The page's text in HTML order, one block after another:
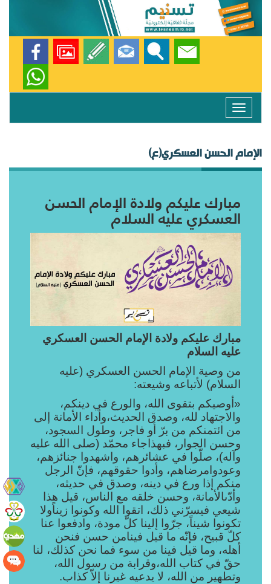
Toggle
navigation
الإمام الحسن العسكري(ع)
مبارك عليكم ولادة الإمام الحسن
العسكري عليه السلام
مبارك عليكم ولادة الإمام الحسن العسكري
عليه السلام
من وصية الإمام الحسن العسكري (عليه
السلام) لأتباعه وشيعته:
«أوصيكم بتقوى الله، والورع في دينكم،
والاجتهاد لله، وصدق الحديث،وأداء الأمانة إلى
من ائتمنكم من برّ أو فاجر، وطول السجود،
وحسن الجوار، فبهذاجاء محمّد (صلى الله عليه
وآله)، صلّوا في عشائرهم، واشهدوا جنائزهم،
وعودوامرضاهم، وأدوا حقوقهم، فإنّ الرجل
منكم إذا ورع في دينه، وصدق في حديثه،
وأدّىالأمانة، وحسن خلقه مع الناس، قيل هذا
شيعي فيسرّني ذلك، اتقوا الله وكونوا زيناًولا
تكونوا شيناً، جرّوا إلينا كلّ مودة، وادفعوا عنا
كلّ قبيح، فإنّه ما قيل فينامن حسن فنحن
أهله، وما قيل فينا من سوء فما نحن كذلك، لنا
حقّ في كتاب الله،وقرابة من رسول الله،
وتطهير من الله، لا يدعيه غيرنا إلاّ كذاب.